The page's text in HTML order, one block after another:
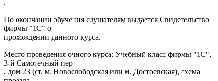
.
По окончании обучения слушателям выдается Свидетельство
фирмы "1С" о
прохождении данного курса.
Место проведения очного курса: Учебный класс фирмы "1С",
3-й Самотечный пер
, дом 23 (ст. м. Новослободская или м. Достоевская), схема